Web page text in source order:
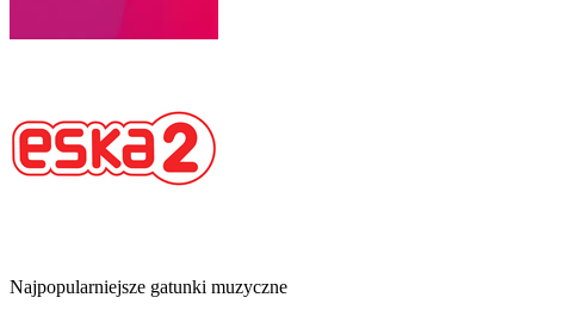
Najpopularniejsze gatunki muzyczne